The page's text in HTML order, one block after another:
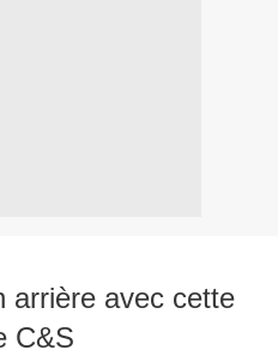
arrière avec cette
C&S